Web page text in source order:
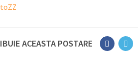
ACEASTA POSTARE